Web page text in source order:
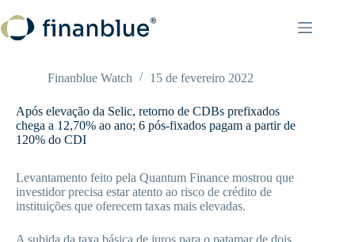
para
o
Finanblue Watch 15 de fevereiro 2022
Após elevação da Selic, retorno de CDBs prefixados
chega a 12,70% ao ano; 6 pós-fixados pagam a partir de
120% do CDI
Levantamento feito pela Quantum Finance mostrou que
investidor precisa estar atento ao risco de crédito de
instituições que oferecem taxas mais elevadas.
A subida da taxa básica de juros para o patamar de dois